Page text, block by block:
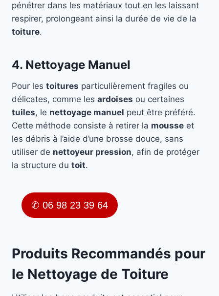
pénétrer dans les matériaux tout en les laissant
respirer, prolongeant ainsi la durée de vie de la
toiture.
4. Nettoyage Manuel
Pour les toitures particulièrement fragiles ou
délicates, comme les ardoises ou certaines
tuiles, le nettoyage manuel peut être préféré.
Cette méthode consiste à retirer la mousse et
les débris à l’aide d’une brosse douce, sans
utiliser de nettoyeur pression, afin de protéger
la structure du toit.
✆ 06 98 23 39 64
Produits Recommandés pour
le Nettoyage de Toiture